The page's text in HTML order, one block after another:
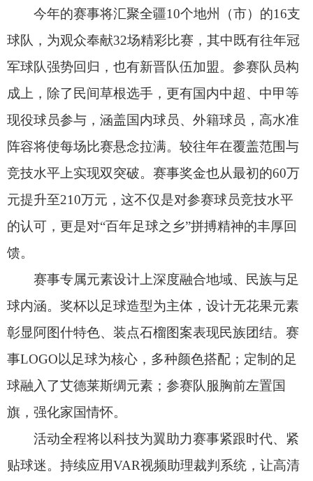
的认可，更是对“百年足球之乡”拼搏精神的丰厚回
球内涵。奖杯以足球造型为主体，设计无花果元素
彰显阿图什特色、装点石榴图案表现民族团结。赛
事LOGO以足球为核心，多种颜色搭配；定制的足
球融入了艾德莱斯绸元素；参赛队服胸前左置国
贴球迷。持续应用VAR视频助理裁判系统，让高清
镜头与AI技术精准捕捉赛场上的每一处细节，以科
技守护公平，让每一次判罚都经得起检验；通过运
动员数据实时分析系统，科学记录关键数据，为教
覆盖全疆、全国及全球。
在聚焦体育竞技的同时，本届赛事依托“百年沃
土”的文化底蕴，以“体育+”为纽带，让足球与文
化、旅游、经济等多领域深度融合。比赛期间，还
点”与足球热情、生活气息深度交融。此外，更